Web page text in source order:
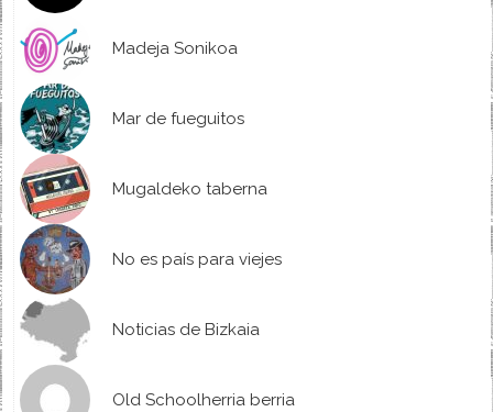
Madeja Sonikoa
Mar de fueguitos
Mugaldeko taberna
No es país para viejes
Noticias de Bizkaia
Old Schoolherria berria